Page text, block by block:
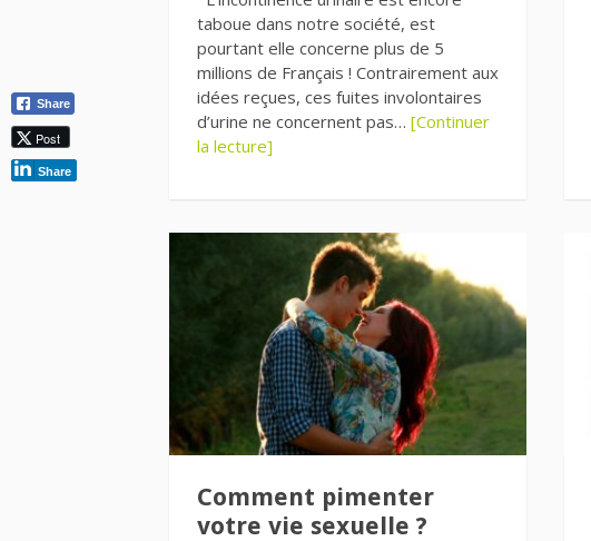
taboue dans notre société, est
pourtant elle concerne plus de 5
millions de Français ! Contrairement aux
idées reçues, ces fuites involontaires
d’urine ne concernent pas… [Continuer
la lecture]
Comment pimenter
votre vie sexuelle ?
Share
Post
Share